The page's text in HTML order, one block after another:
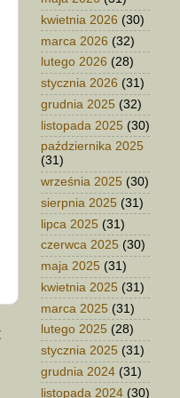
kwietnia 2026 (30)
marca 2026 (32)
lutego 2026 (28)
stycznia 2026 (31)
grudnia 2025 (32)
listopada 2025 (30)
października 2025
(31)
września 2025 (30)
sierpnia 2025 (31)
lipca 2025 (31)
czerwca 2025 (30)
maja 2025 (31)
kwietnia 2025 (31)
marca 2025 (31)
lutego 2025 (28)
stycznia 2025 (31)
grudnia 2024 (31)
listopada 2024 (30)